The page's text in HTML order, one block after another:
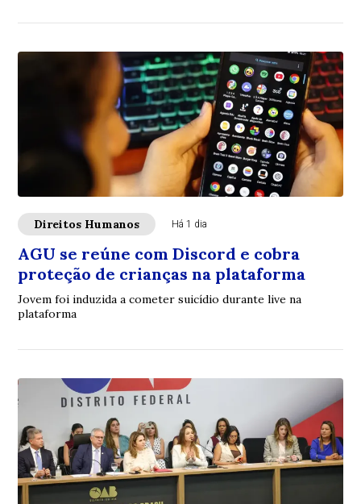
Direitos Humanos Há 1 dia
AGU se reúne com Discord e cobra
proteção de crianças na plataforma
Jovem foi induzida a cometer suicídio durante live na
plataforma